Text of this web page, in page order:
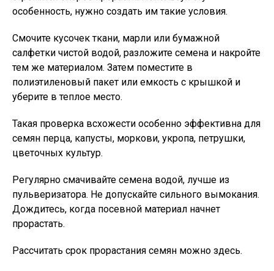
особенность, нужно создать им такие условия.
Смочите кусочек ткани, марли или бумажной
салфетки чистой водой, разложите семена и накройте
тем же материалом. Затем поместите в
полиэтиленовый пакет или емкость с крышкой и
уберите в теплое место.
Такая проверка всхожести особенно эффективна для
семян перца, капусты, моркови, укропа, петрушки,
цветочных культур.
Регулярно смачивайте семена водой, лучше из
пульверизатора. Не допускайте сильного вымокания.
Дождитесь, когда посевной материал начнет
прорастать.
Рассчитать срок прорастания семян можно здесь.